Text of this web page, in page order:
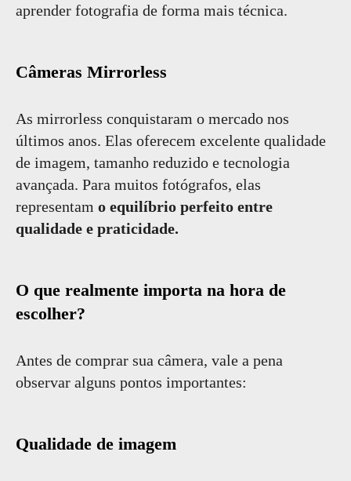
aprender fotografia de forma mais técnica.
Câmeras Mirrorless
As mirrorless conquistaram o mercado nos
últimos anos. Elas oferecem excelente qualidade
de imagem, tamanho reduzido e tecnologia
avançada. Para muitos fotógrafos, elas
representam o equilíbrio perfeito entre
qualidade e praticidade.
O que realmente importa na hora de
escolher?
Antes de comprar sua câmera, vale a pena
observar alguns pontos importantes:
Qualidade de imagem